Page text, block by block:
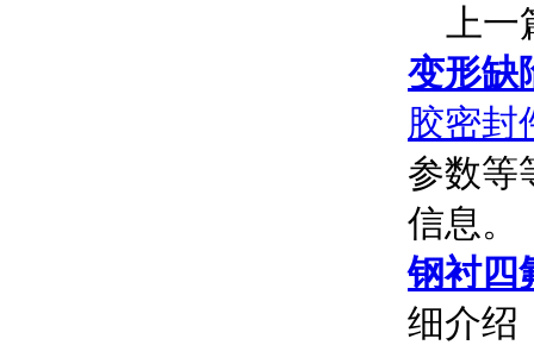
上一
变形缺
胶密封
参数等
信息。
钢衬四
细介绍